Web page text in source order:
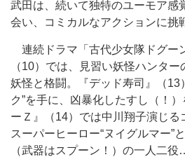
武田は、続いて独特のユーモア感
会い、コミカルなアクションに挑
連続ドラマ「古代少女隊ドグー
（10）では、見習い妖怪ハンター
妖怪と格闘。『デッド寿司』（13
ク”を手に、凶暴化したすし（！
ーＺ』（14）では中川翔子演じる
スーパーヒーロー“ヌイグルマー”
（武器はスプーン！）の一人二役